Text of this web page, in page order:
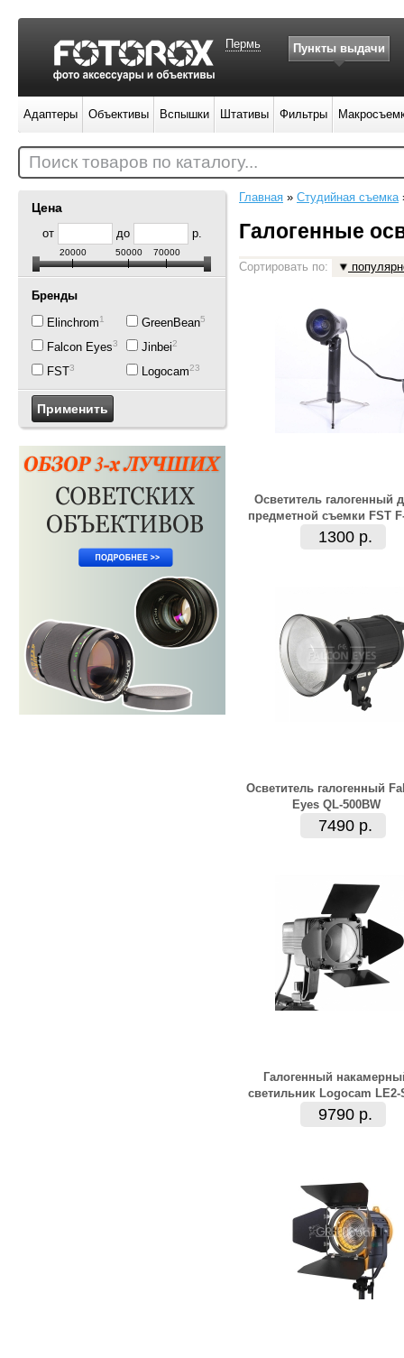
Цена
от до р.
20000 50000 70000
Бренды
Elinchrom1
Falcon Eyes3
FST3
GreenBean5
Jinbei2
Logocam23
Главная » Студийная съемка
Галогенные
Сортировать по:
Осветитель галогенный
предметной съемки FST
1300 р.
Осветитель галогенный
Eyes QL-500BW
7490 р.
Галогенный
светильник Logocam LE2-
9790 р.
Пермь Пункты выдачи
Адаптеры Объективы Вспышки Штативы Фильтры
Поиск товаров по каталогу...